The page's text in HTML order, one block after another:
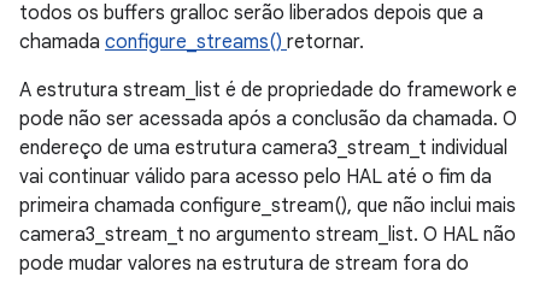
todos os buffers gralloc serão liberados depois que a
chamada configure_streams() retornar.
A estrutura stream_list é de propriedade do framework e
pode não ser acessada após a conclusão da chamada. O
endereço de uma estrutura camera3_stream_t individual
vai continuar válido para acesso pelo HAL até o fim da
primeira chamada configure_stream(), que não inclui mais
camera3_stream_t no argumento stream_list. O HAL não
pode mudar valores na estrutura de stream fora do